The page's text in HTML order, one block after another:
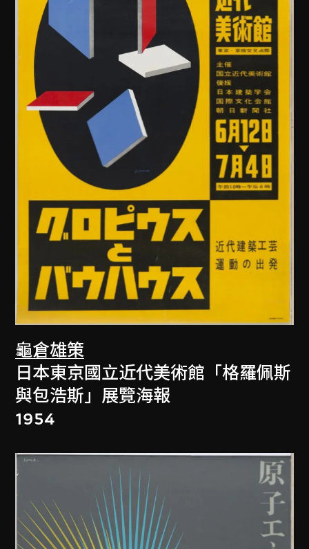
龜倉雄策
日本東京國立近代美術館「格羅佩斯
與包浩斯」展覽海報
1954